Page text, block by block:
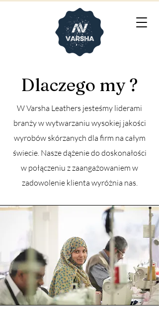
Dlaczego my ?
W Varsha Leathers jesteśmy liderami
branży w wytwarzaniu wysokiej jakości
wyrobów skórzanych dla firm na całym
świecie. Nasze dążenie do doskonałości
w połączeniu z zaangażowaniem w
zadowolenie klienta wyróżnia nas.